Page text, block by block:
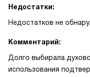
Недостатки:
Недостатков не
Комментарий:
Долго выбирала
использования